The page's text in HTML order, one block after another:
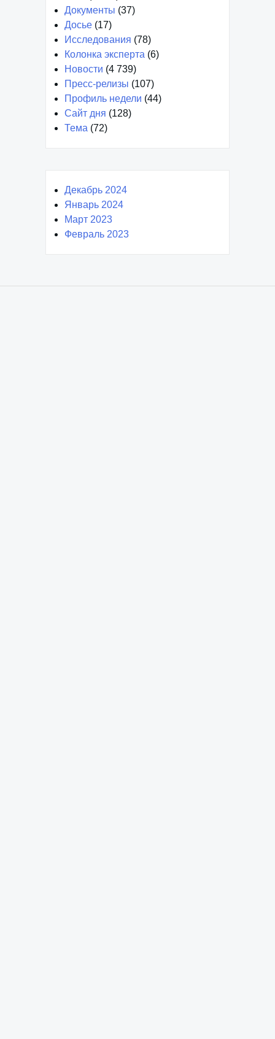
Документы (37)
Досье (17)
Исследования (78)
Колонка эксперта (6)
Новости (4 739)
Пресс-релизы (107)
Профиль недели (44)
Сайт дня (128)
Тема (72)
Декабрь 2024
Январь 2024
Март 2023
Февраль 2023